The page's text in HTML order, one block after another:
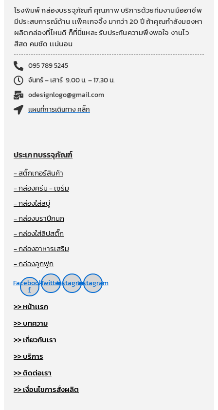
โรงพิมพ์ กล่องบรรจุภัณฑ์ คุณภาพ บริการด้วยทีมงานมืออาชีพ
มีประสบการณ์ด้าน เเพ็คเกจจิ้ง มากว่า 20 ปี ถ้าคุณกำลังมองหา
ผลิตกล่องที่ไหนดี ก็ที่นี่แหละ รับประกันความพึงพอใจ งานไว
สีสด คมชัด เเน่นอน
095 789 5245
จันทร์ – เสาร์ 9.00 น. – 17.30 น.
odesignlogo@gmail.com
เเผนที่การเดินทาง คลิ๊ก
ประเภทบรรจุภัณฑ์
- สติ๊กเกอร์สินค้า
- กล่องครีม - เซรั่ม
- กล่องใส่สบู่
- กล่องบราปีกนก
- กล่องใส่ลิปสติ๊ก
- กล่องอาหารเสริม
- กล่องลูกฟูก
Facebook-
f
TwitterInstagramInstagram
>> หน้าเเรก
>> บทความ
>> เกี่ยวกับเรา
>> บริการ
>> ติดต่อเรา
>> เงื่อนไขการสั่งผลิต